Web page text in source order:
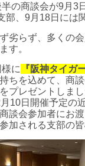
の商談会が9月3
部、9月18日には
劣らず、多くの
す。
に
『阪神タイガ
ちを込めて、商
をプレゼントしまし
10日開催予定の
談会参加者にお渡
加される支部の皆